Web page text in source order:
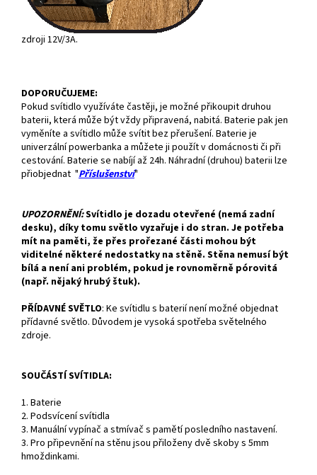
zdroji 12V/3A.
DOPORUČUJEME:
Pokud svítidlo využíváte častěji, je možné přikoupit druhou
baterii, která může být vždy připravená, nabitá. Baterie pak jen
vyměníte a svítidlo může svítit bez přerušení. Baterie je
univerzální powerbanka a můžete ji použít v domácnosti či při
cestování. Baterie se nabíjí až 24h. Náhradní (druhou) baterii lze
přiobjednat "Příslušenství"
UPOZORNĚNÍ:Svítidlo je dozadu otevřené (nemá zadní
desku), díky tomu světlo vyzařuje i do stran. Je potřeba
mít na paměti, že přes prořezané části mohou být
viditelné některé nedostatky na stěně. Stěna nemusí být
bílá a není ani problém, pokud je rovnoměrně pórovitá
(např. nějaký hrubý štuk).
PŘÍDAVNÉ SVĚTLO: Ke svítidlu s baterií není možné objednat
přídavné světlo. Důvodem je vysoká spotřeba světelného
zdroje.
SOUČÁSTÍ SVÍTIDLA:
1. Baterie
2. Podsvícení svítidla
3. Manuální vypínač a stmívač s pamětí posledního nastavení.
3. Pro připevnění na stěnu jsou přiloženy dvě skoby s 5mm
hmoždinkami.